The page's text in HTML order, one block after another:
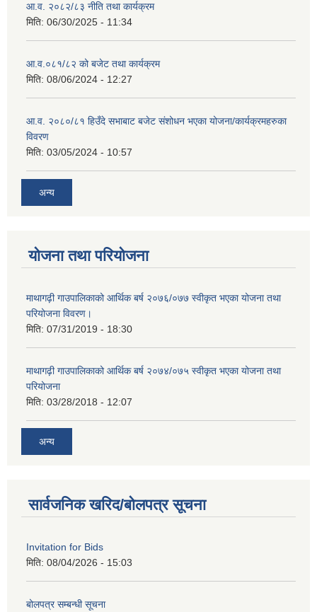
आ.व. २०८२/८३ नीति तथा कार्यक्रम
मिति: 06/30/2025 - 11:34
आ.व.०८१/८२ को बजेट तथा कार्यक्रम
मिति: 08/06/2024 - 12:27
आ.व. २०८०/८१ हिउँदे सभाबाट बजेट संशोधन भएका योजना/कार्यक्रमहरुका
विवरण
मिति: 03/05/2024 - 10:57
अन्य
योजना तथा परियोजना
माथागढ़ी गाउपालिकाको आर्थिक बर्ष २०७६/०७७ स्वीकृत भएका योजना तथा
परियोजना विवरण।
मिति: 07/31/2019 - 18:30
माथागढ़ी गाउपालिकाको आर्थिक बर्ष २०७४/०७५ स्वीकृत भएका योजना तथा
परियोजना
मिति: 03/28/2018 - 12:07
अन्य
सार्वजनिक खरिद/बोलपत्र सूचना
Invitation for Bids
मिति: 08/04/2026 - 15:03
बोलपत्र सम्बन्धी सूचना